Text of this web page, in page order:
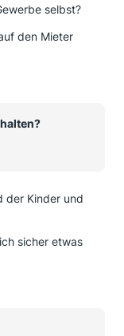
selbst?
den Mieter
der Kinder und
sicher etwas